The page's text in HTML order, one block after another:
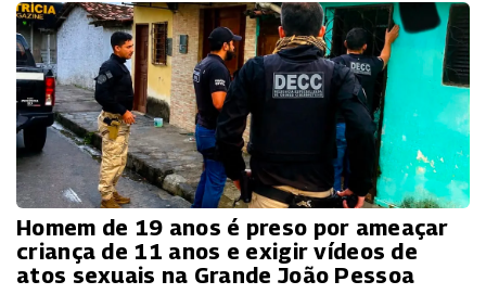
Homem de 19 anos é preso por ameaçar
criança de 11 anos e exigir vídeos de
atos sexuais na Grande João Pessoa